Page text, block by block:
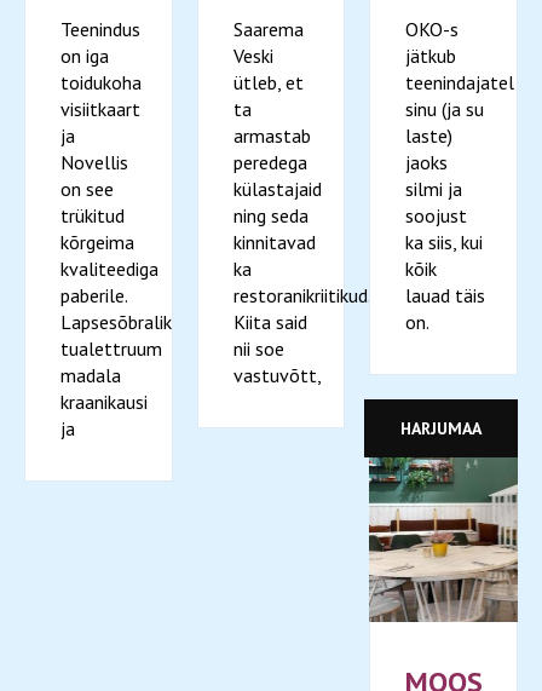
Teenindus
on iga
toidukoha
visiitkaart
ja
Novellis
on see
trükitud
kõrgeima
kvaliteediga
paberile.
Lapsesõbralik
tualettruum
madala
kraanikausi
ja
Saarema
Veski
ütleb, et
ta
armastab
peredega
külastajaid
ning seda
kinnitavad
ka
restoranikriitikud.
Kiita said
nii soe
vastuvõtt,
OKO-s
jätkub
teenindajatel
sinu (ja su
laste)
jaoks
silmi ja
soojust
ka siis, kui
kõik
lauad täis
on.
HARJUMAA
MOOS